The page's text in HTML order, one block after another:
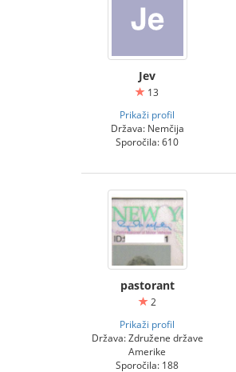
Jev
13
Prikaži profil
Država: Nemčija
Sporočila: 610
pastorant
2
Prikaži profil
Država: Združene države
Amerike
Sporočila: 188